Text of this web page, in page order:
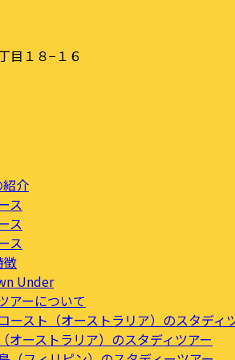
目１８−１６
介
ス
ス
ス
徴
Under
アーについて
ースト（オーストラリア）のスタディ
オーストラリア）のスタディツアー